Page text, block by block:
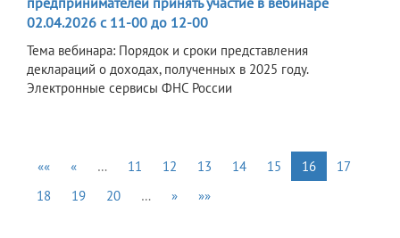
02.04.2026 с 11-00 до 12-00
Тема вебинара: Порядок и сроки представления
деклараций о доходах, полученных в 2025 году.
Электронные сервисы ФНС России
«« « … 11 12 13 14 15 16
17
18
19 20 … » »»